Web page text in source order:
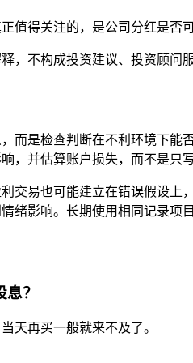
值得关注的，是公司分红是否
，不构成投资建议、投资顾问
而是检查判断在不利环境下
，并估算账户损失，而不是只
交易也可能建立在错误假设
绪影响。长期使用相同记录项
？
天再买一般就来不及了。